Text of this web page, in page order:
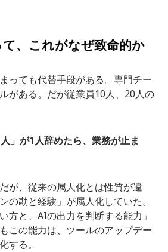
、これがなぜ致命的か
っても代替手段がある。専門チー
がある。だが従業員10人、20人の
」が1人辞めたら、業務が止ま
が、従来の属人化とは性質が違
の勘と経験」が属人化していた。
方と、AIの出力を判断する能力」
この能力は、ツールのアップデー
する。